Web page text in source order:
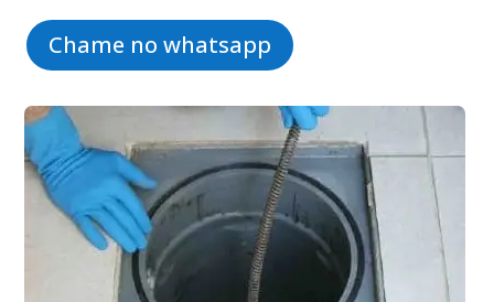
Chame no whatsapp